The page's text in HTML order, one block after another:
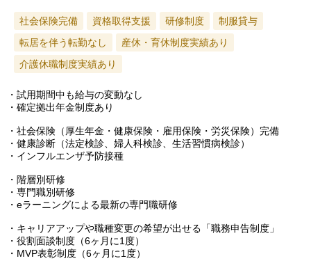
社会保険完備 資格取得支援 研修制度
制服貸与
転居を伴う転勤なし
産休・育休制度実績あり
介護休職制度実績あり
・試用期間中も給与の変動なし
・確定拠出年金制度あり
・社会保険（厚生年金・健康保険・雇用保険・労災保険）完備
・健康診断（法定検診、婦人科検診、生活習慣病検診）
・インフルエンザ予防接種
・階層別研修
・専門職別研修
・eラーニングによる最新の専門職研修
・キャリアアップや職種変更の希望が出せる「職務申告制度」
・役割面談制度（6ヶ月に1度）
・MVP表彰制度（6ヶ月に1度）